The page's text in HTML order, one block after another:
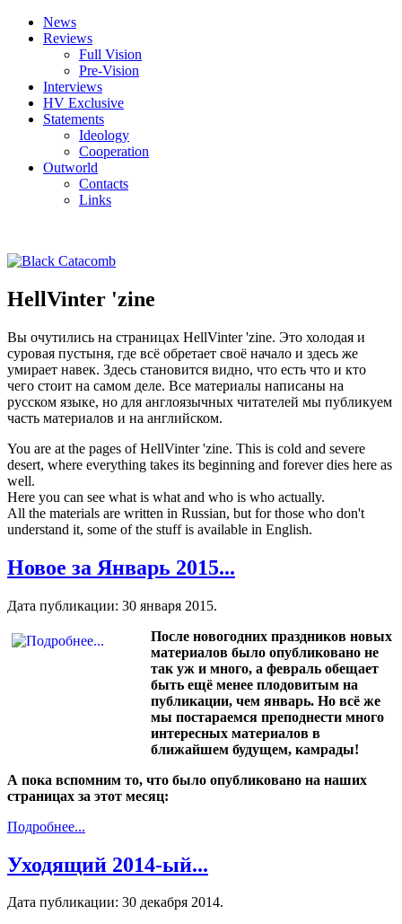
News
Reviews
Full Vision
Pre-Vision
Interviews
HV Exclusive
Statements
Ideology
Cooperation
Outworld
Contacts
Links
HellVinter 'zine
Вы очутились на страницах HellVinter 'zine. Это холодая и
суровая пустыня, где всё обретает своё начало и здесь же
умирает навек. Здесь становится видно, что есть что и кто
чего стоит на самом деле. Все материалы написаны на
русском языке, но для англоязычных читателей мы публикуем
часть материалов и на английском.
You are at the pages of HellVinter 'zine. This is cold and severe
desert, where everything takes its beginning and forever dies here as
well.
Here you can see what is what and who is who actually.
All the materials are written in Russian, but for those who don't
understand it, some of the stuff is available in English.
Новое за Январь 2015...
Дата публикации: 30 января 2015.
После новогодних праздников новых
материалов было опубликовано не
так уж и много, а февраль обещает
быть ещё менее плодовитым на
публикации, чем январь. Но всё же
мы постараемся преподнести много
интересных материалов в
ближайшем будущем, камрады!
А пока вспомним то, что было опубликовано на наших
страницах за этот месяц:
Подробнее...
Уходящий 2014-ый...
Дата публикации: 30 декабря 2014.